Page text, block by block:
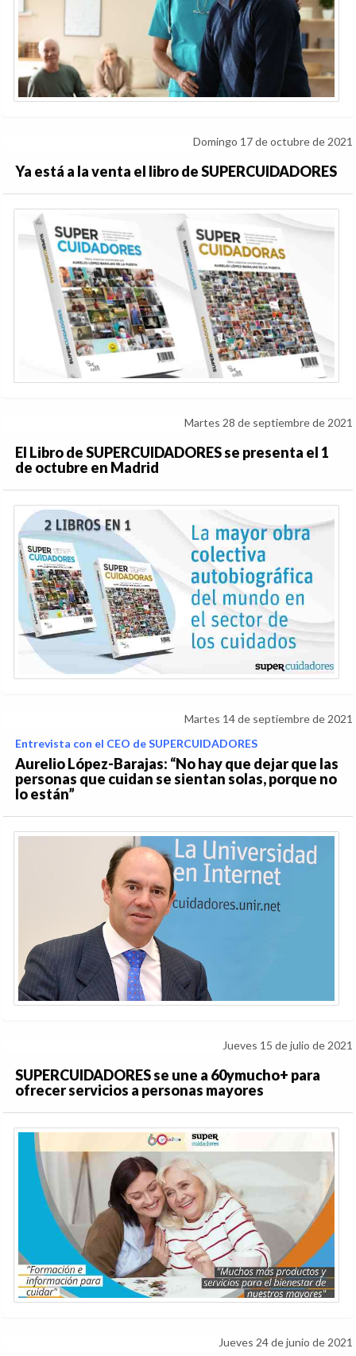
Domingo 17 de octubre de 2021
Ya está a la venta el libro de SUPERCUIDADORES
Martes 28 de septiembre de 2021
El Libro de SUPERCUIDADORES se presenta el 1
de octubre en Madrid
Martes 14 de septiembre de 2021
Entrevista con el CEO de SUPERCUIDADORES
Aurelio López-Barajas: “No hay que dejar que las
personas que cuidan se sientan solas, porque no
lo están”
Jueves 15 de julio de 2021
SUPERCUIDADORES se une a 60ymucho+ para
ofrecer servicios a personas mayores
Jueves 24 de junio de 2021